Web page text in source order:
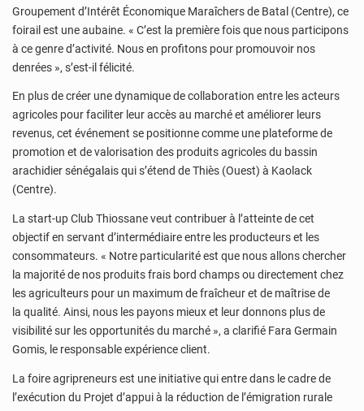
Groupement d’Intérêt Économique Maraîchers de Batal (Centre), ce
foirail est une aubaine. « C’est la première fois que nous participons
à ce genre d’activité. Nous en profitons pour promouvoir nos
denrées », s’est-il félicité.
En plus de créer une dynamique de collaboration entre les acteurs
agricoles pour faciliter leur accès au marché et améliorer leurs
revenus, cet événement se positionne comme une plateforme de
promotion et de valorisation des produits agricoles du bassin
arachidier sénégalais qui s’étend de Thiès (Ouest) à Kaolack
(Centre).
La start-up Club Thiossane veut contribuer à l’atteinte de cet
objectif en servant d’intermédiaire entre les producteurs et les
consommateurs. « Notre particularité est que nous allons chercher
la majorité de nos produits frais bord champs ou directement chez
les agriculteurs pour un maximum de fraîcheur et de maîtrise de
la qualité. Ainsi, nous les payons mieux et leur donnons plus de
visibilité sur les opportunités du marché », a clarifié Fara Germain
Gomis, le responsable expérience client.
La foire agripreneurs est une initiative qui entre dans le cadre de
l’exécution du Projet d’appui à la réduction de l’émigration rurale